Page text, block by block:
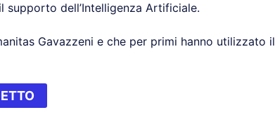
dell’Intelligenza Artificiale.
Gavazzeni e che per primi hanno utilizzato il